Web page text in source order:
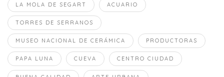
LA MOLA DE SEGART ACUARIO
TORRES DE SERRANOS
MUSEO NACIONAL DE CERÁMICA PRODUCTORAS
PAPA LUNA CUEVA CENTRO CIUDAD